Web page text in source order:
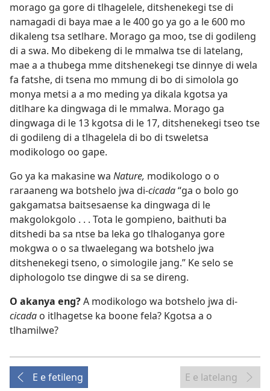
morago ga gore di tlhagelele, ditshenekegi tse di
namagadi di baya mae a le 400 go ya go a le 600 mo
dikaleng tsa setlhare. Morago ga moo, tse di godileng
di a swa. Mo dibekeng di le mmalwa tse di latelang,
mae a a thubega mme ditshenekegi tse dinnye di wela
fa fatshe, di tsena mo mmung di bo di simolola go
monya metsi a a mo meding ya dikala kgotsa ya
ditlhare ka dingwaga di le mmalwa. Morago ga
dingwaga di le 13 kgotsa di le 17, ditshenekegi tseo tse
di godileng di a tlhagelela di bo di tsweletsa
modikologo oo gape.
Go ya ka makasine wa Nature, modikologo o o
raraaneng wa botshelo jwa di-cicada“ga o bolo go
gakgamatsa baitsesaense ka dingwaga di le
makgolokgolo . . . Tota le gompieno, baithuti ba
ditshedi ba sa ntse ba leka go tlhaloganya gore
mokgwa o o sa tlwaelegang wa botshelo jwa
ditshenekegi tseno, o simologile jang.” Ke selo se
diphologolo tse dingwe di sa se direng.
O akanya eng?A modikologo wa botshelo jwa di-
cicada o itlhagetse ka boone fela? Kgotsa a o
tlhamilwe?
E e fetileng E e latelang